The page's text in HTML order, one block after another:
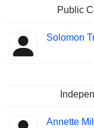
Public
Solomon
Annette